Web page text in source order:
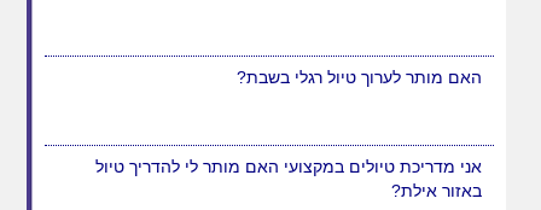
האם מותר לערוך טיול רגלי בשבת?
אני מדריכת טיולים במקצועי האם מותר לי להדריך טיול
באזור אילת?